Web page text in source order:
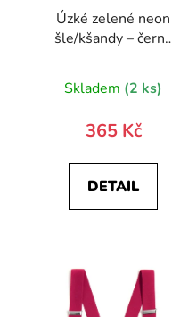
Úzké zelené neon
šle/kšandy – černý
Skladem (2 ks)
365 Kč
DETAIL